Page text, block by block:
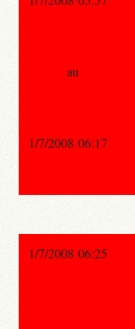
au
1/7/2008 06:17
1/7/2008 06:25